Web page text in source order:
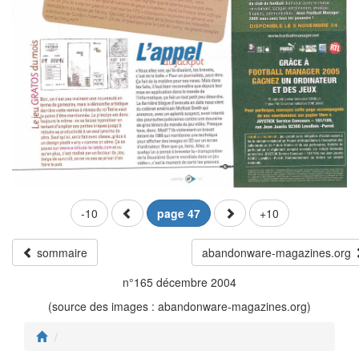
-10 page 47 +10
sommaire
abandonware-magazines.org
n°165 décembre 2004
(source des images : abandonware-magazines.org)